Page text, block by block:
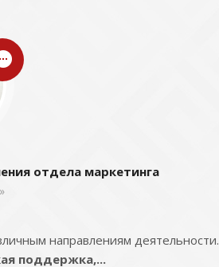
отдела маркетинга
направлениям деятельности.
поддержка,...